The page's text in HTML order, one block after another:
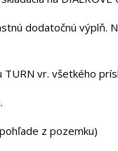
dodatočnú
vr. všetkého
z pozemku)